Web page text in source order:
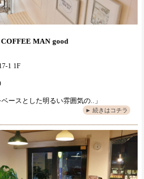
COFFEE MAN good
1 1F
ベースとした明るい雰囲気の..」
► 続きはコチラ